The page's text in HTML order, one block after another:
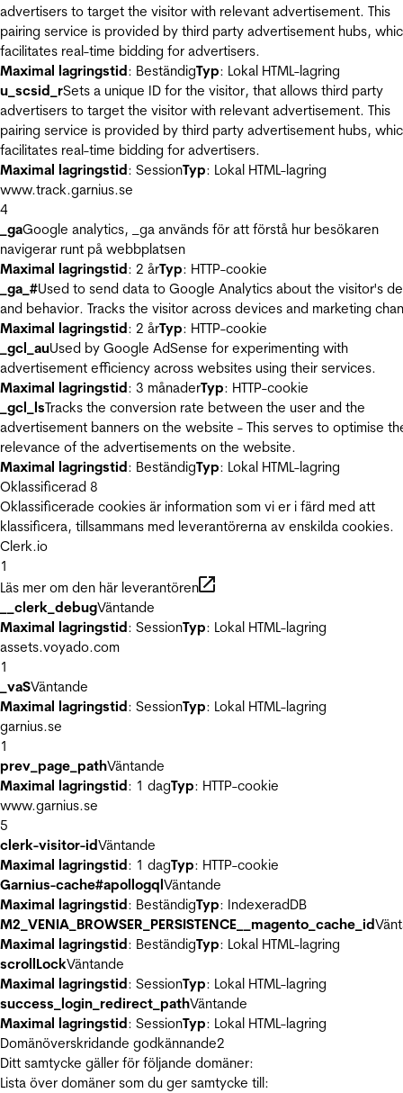
advertisers to target the visitor with relevant advertisement. This
pairing service is provided by third party advertisement hubs,
facilitates real-time bidding for advertisers.
Maximal lagringstid: BeständigTyp: Lokal HTML-lagring
u_scsid_rSets a unique ID for the visitor, that allows third party
advertisers to target the visitor with relevant advertisement. This
pairing service is provided by third party advertisement hubs,
facilitates real-time bidding for advertisers.
Maximal lagringstid: SessionTyp: Lokal HTML-lagring
www.track.garnius.se
4
_gaGoogle analytics, _ga används för att förstå hur besökaren
navigerar runt på webbplatsen
Maximal lagringstid: 2 årTyp: HTTP-cookie
_ga_#Used to send data to Google Analytics about the visitor's
and behavior. Tracks the visitor across devices and marketing
Maximal lagringstid: 2 årTyp: HTTP-cookie
_gcl_auUsed by Google AdSense for experimenting with
advertisement efficiency across websites using their services.
Maximal lagringstid: 3 månaderTyp: HTTP-cookie
_gcl_lsTracks the conversion rate between the user and the
advertisement banners on the website - This serves to optimise
relevance of the advertisements on the website.
Maximal lagringstid: BeständigTyp: Lokal HTML-lagring
Oklassificerad 8
Oklassificerade cookies är information som vi er i färd med att
klassificera, tillsammans med leverantörerna av enskilda cookies.
Clerk.io
1
Läs mer om den här leverantören
__clerk_debugVäntande
Maximal lagringstid: SessionTyp: Lokal HTML-lagring
assets.voyado.com
1
_vaSVäntande
Maximal lagringstid: SessionTyp: Lokal HTML-lagring
garnius.se
1
prev_page_pathVäntande
Maximal lagringstid: 1 dagTyp: HTTP-cookie
www.garnius.se
5
clerk-visitor-idVäntande
Maximal lagringstid: 1 dagTyp: HTTP-cookie
Garnius-cache#apollogqlVäntande
Maximal lagringstid: BeständigTyp: IndexeradDB
M2_VENIA_BROWSER_PERSISTENCE__magento_cache_id
Maximal lagringstid: BeständigTyp: Lokal HTML-lagring
scrollLockVäntande
Maximal lagringstid: SessionTyp: Lokal HTML-lagring
success_login_redirect_pathVäntande
Maximal lagringstid: SessionTyp: Lokal HTML-lagring
Domänöverskridande godkännande2
Ditt samtycke gäller för följande domäner:
Lista över domäner som du ger samtycke till: